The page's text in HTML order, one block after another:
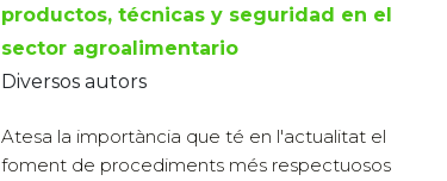
productos, técnicas y seguridad en el
sector agroalimentario
Diversos autors
Atesa la importància que té en l'actualitat el
foment de procediments més respectuosos